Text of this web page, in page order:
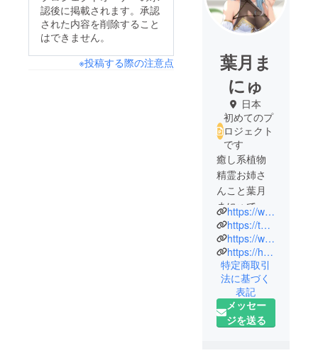
認後に掲載されます。承認
された内容を削除すること
はできません。
※投稿する際の注意点
葉月ま
にゅ
日本
初めてのプ
ロジェクト
です
癒し系植物
精霊お姉さ
んこと葉月
まにゅで
す。
『安心して
推せる
Vtuber』と
して、皆さ
んと優しい
世界を作る
ために活動
https://www.youtube.com/@hazukimanyu
https://twitter.com/HazukiManyu
https://www.fanbox.cc/@manyu1011
https://hazukimanyu.booth.pm/
特定商取引
法に基づく
表記
メッセー
ジを送る